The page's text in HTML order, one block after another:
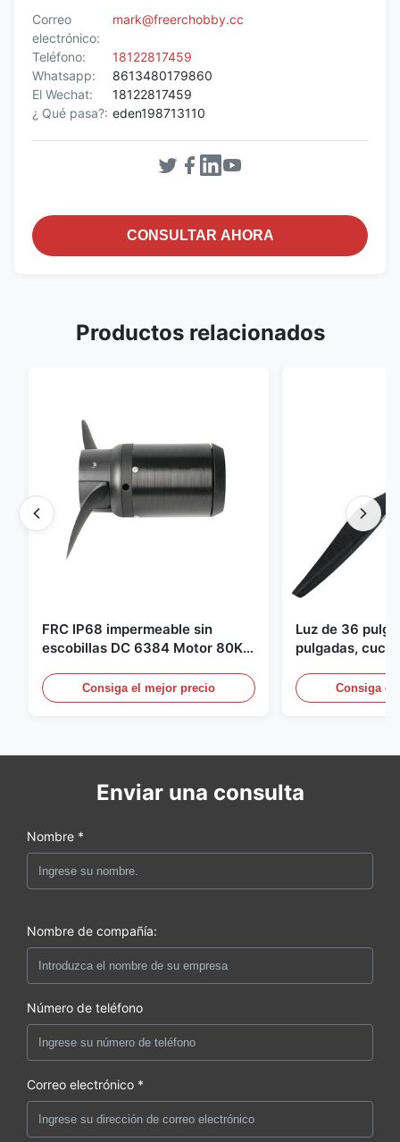
Correo
electrónico:
mark@freerchobby.cc
Teléfono:
18122817459
Whatsapp:
8613480179860
El Wechat:
18122817459
¿ Qué pasa?: eden198713110
CONSULTAR AHORA
Productos relacionados
FRC IP68 impermeable sin
escobillas DC 6384 Motor 80KV
surf propulsor submarino hidro
Consiga el mejor precio
Luz de 36
pulgadas,
pulgadas para
Consiga el
Enviar una consulta
Nombre *
Nombre de compañía:
Número de teléfono
Correo electrónico *